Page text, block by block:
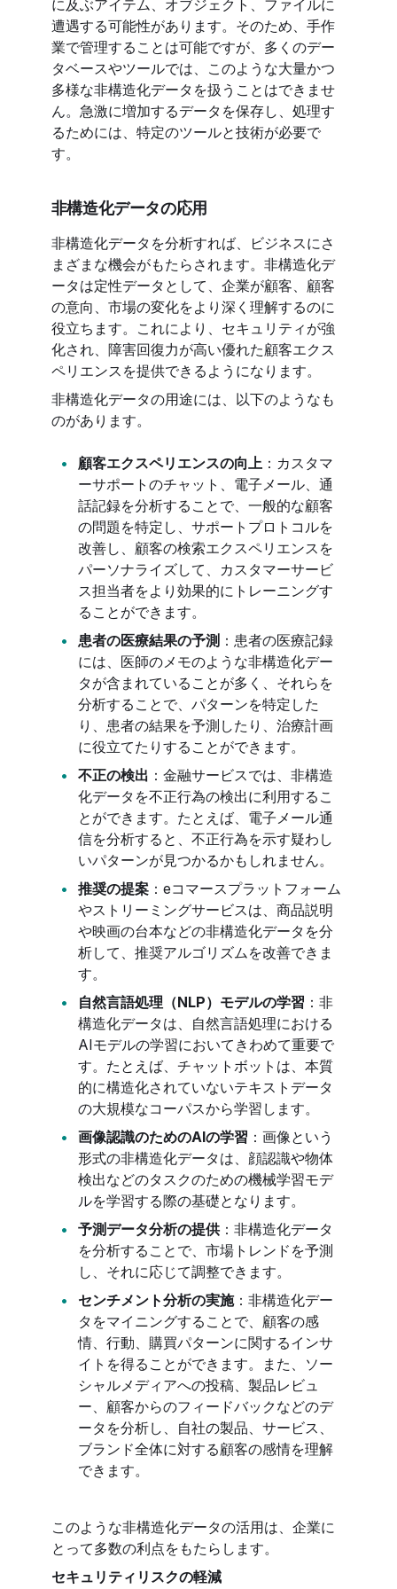
に及ぶアイテム、オブジェクト、ファイルに
遭遇する可能性があります。そのため、手作
業で管理することは可能ですが、多くのデー
タベースやツールでは、このような大量かつ
多様な非構造化データを扱うことはできませ
ん。急激に増加するデータを保存し、処理す
るためには、特定のツールと技術が必要で
す。
非構造化データの応用
非構造化データを分析すれば、ビジネスにさ
まざまな機会がもたらされます。非構造化デ
ータは定性データとして、企業が顧客、顧客
の意向、市場の変化をより深く理解するのに
役立ちます。これにより、セキュリティが強
化され、障害回復力が高い優れた顧客エクス
ペリエンスを提供できるようになります。
非構造化データの用途には、以下のようなも
のがあります。
顧客エクスペリエンスの向上：カスタマ
ーサポートのチャット、電子メール、通
話記録を分析することで、一般的な顧客
の問題を特定し、サポートプロトコルを
改善し、顧客の検索エクスペリエンスを
パーソナライズして、カスタマーサービ
ス担当者をより効果的にトレーニングす
ることができます。
患者の医療結果の予測 ：患者の医療記録
には、医師のメモのような非構造化デー
タが含まれていることが多く、それらを
分析することで、パターンを特定した
り、患者の結果を予測したり、治療計画
に役立てたりすることができます。
不正の検出 ：金融サービスでは、非構造
化データを不正行為の検出に利用するこ
とができます。たとえば、電子メール通
信を分析すると、不正行為を示す疑わし
いパターンが見つかるかもしれません。
推奨の提案：eコマースプラットフォーム
やストリーミングサービスは、商品説明
や映画の台本などの非構造化データを分
析して、推奨アルゴリズムを改善できま
す。
自然言語処理（NLP）モデルの学習 ：非
構造化データは、自然言語処理における
AIモデルの学習においてきわめて重要で
す。たとえば、チャットボットは、本質
的に構造化されていないテキストデータ
の大規模なコーパスから学習します。
画像認識のためのAIの学習 ：画像という
形式の非構造化データは、顔認識や物体
検出などのタスクのための機械学習モデ
ルを学習する際の基礎となります。
予測データ分析の提供：非構造化データ
を分析することで、市場トレンドを予測
し、それに応じて調整できます。
センチメント分析の実施：非構造化デー
タをマイニングすることで、顧客の感
情、行動、購買パターンに関するインサ
イトを得ることができます。また、ソー
シャルメディアへの投稿、製品レビュ
ー、顧客からのフィードバックなどのデ
ータを分析し、自社の製品、サービス、
ブランド全体に対する顧客の感情を理解
できます。
このような非構造化データの活用は、企業に
とって多数の利点をもたらします。
セキュリティリスクの軽減